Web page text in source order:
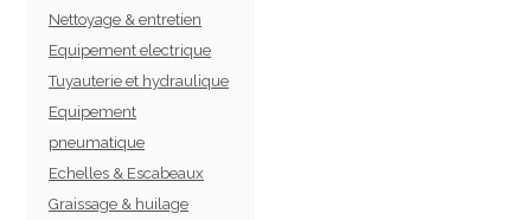
Nettoyage & entretien
Equipement electrique
Tuyauterie et hydraulique
Equipement
pneumatique
Echelles & Escabeaux
Graissage & huilage